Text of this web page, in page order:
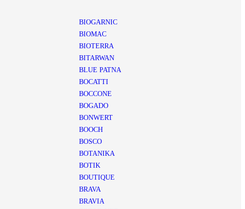
BIOGARNIC
BIOMAC
BIOTERRA
BITARWAN
BLUE PATNA
BOCATTI
BOCCONE
BOGADO
BONWERT
BOOCH
BOSCO
BOTANIKA
BOTIK
BOUTIQUE
BRAVA
BRAVIA